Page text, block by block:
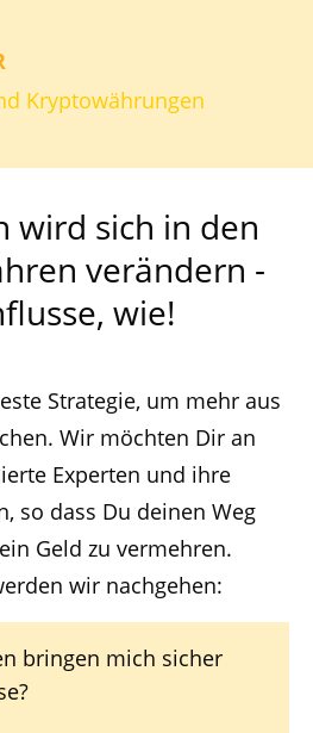
Kryptowährungen
wird sich in den
verändern -
wie!
Strategie, um mehr aus
Wir möchten Dir an
Experten und ihre
so dass Du deinen Weg
Geld zu vermehren.
wir nachgehen:
bringen mich sicher